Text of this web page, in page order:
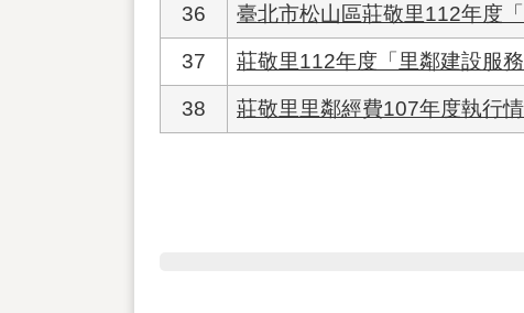
36 臺北市松山區莊敬里112年度
37 莊敬里112年度「里鄰建設服
38 莊敬里里鄰經費107年度執行